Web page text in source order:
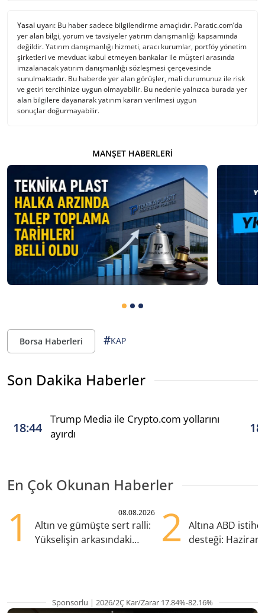
Yasal uyarı: Bu haber sadece bilgilendirme amaçlıdır. Paratic.com’da
yer alan bilgi, yorum ve tavsiyeler yatırım danışmanlığı kapsamında
değildir. Yatırım danışmanlığı hizmeti, aracı kurumlar, portföy yönetim
şirketleri ve mevduat kabul etmeyen bankalar ile müşteri arasında
imzalanacak yatırım danışmanlığı sözleşmesi çerçevesinde
sunulmaktadır. Bu haberde yer alan görüşler, mali durumunuz ile risk
ve getiri tercihinize uygun olmayabilir. Bu nedenle yalnızca burada yer
alan bilgilere dayanarak yatırım kararı verilmesi uygun
sonuçlar doğurmayabilir.
MANŞET HABERLERI
Borsa Haberleri #KAP
Son Dakika Haberler
18:44
Trump Media ile Crypto.com yollarını
ayırdı
En Çok Okunan Haberler
1 08.08.2026
Altın ve gümüşte sert ralli:
Yükselişin arkasındaki
2
Altına ABD
desteği:
Sponsorlu | 2026/2Ç Kar/Zarar 17.84%-82.16%